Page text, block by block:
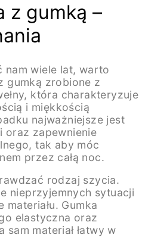
z gumką –
nam wiele lat, warto
gumką zrobione z
która charakteryzuje
i miękkością
najważniejsze jest
oraz zapewnienie
tak aby móc
przez całą noc.
rodzaj szycia.
nieprzyjemnych sytuacji
Gumka
elastyczna oraz
sam materiał łatwy w